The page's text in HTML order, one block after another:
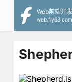
Web前端开